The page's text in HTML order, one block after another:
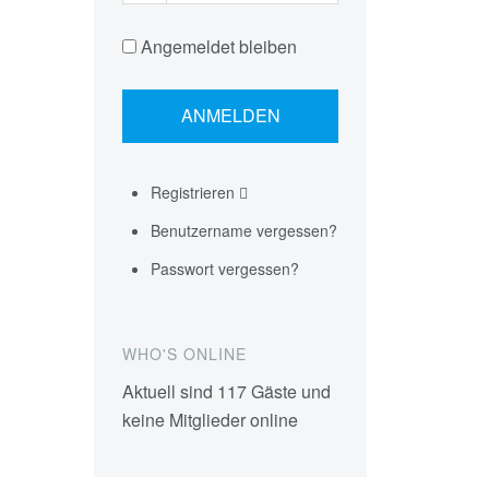
Angemeldet bleiben
Registrieren
Benutzername vergessen?
Passwort vergessen?
WHO'S ONLINE
Aktuell sind 117 Gäste und
keine Mitglieder online